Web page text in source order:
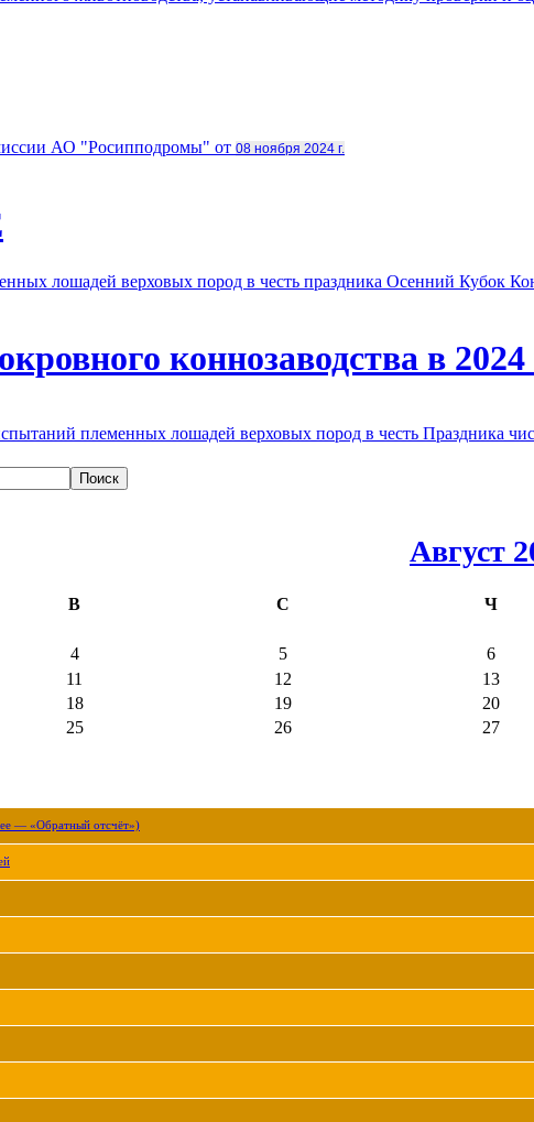
АО "Росипподромы" от 08 ноября 2024 г.
лошадей верховых пород в честь праздника Осенний Кубок
коннозаводства в 2024
племенных лошадей верховых пород в честь Праздника
Август
В С Ч
4 5 6
11 12 13
18 19 20
25 26 27
— «Обратный отсчёт»)